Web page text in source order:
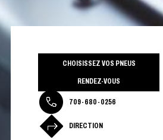
CHOISISSEZ VOS PNEUS
RENDEZ-VOUS
709-680-0256
DIRECTION